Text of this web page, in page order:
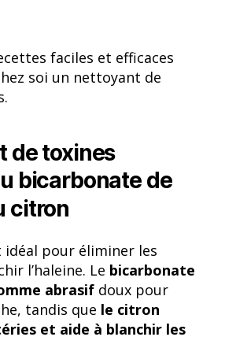
faciles et efficaces
soi un nettoyant de
de toxines
bicarbonate de
citron
idéal pour éliminer les
l’haleine. Le bicarbonate
abrasif doux pour
tandis que le citron
et aide à blanchir les